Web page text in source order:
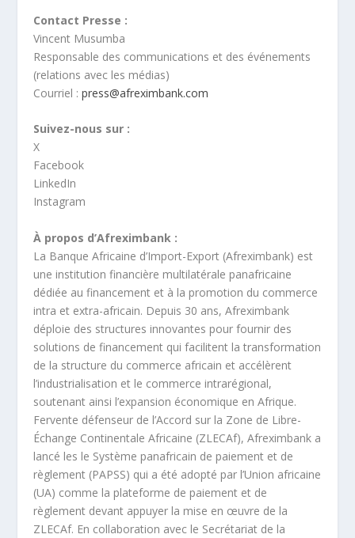
Contact Presse :
Vincent Musumba
Responsable des communications et des événements
(relations avec les médias)
Courriel :press@afreximbank.com
Suivez-nous sur :
X
Facebook
LinkedIn
Instagram
À propos d’Afreximbank :
La Banque Africaine d’Import-Export (Afreximbank) est
une institution financière multilatérale panafricaine
dédiée au financement et à la promotion du commerce
intra et extra-africain. Depuis 30 ans, Afreximbank
déploie des structures innovantes pour fournir des
solutions de financement qui facilitent la transformation
de la structure du commerce africain et accélèrent
l’industrialisation et le commerce intrarégional,
soutenant ainsi l’expansion économique en Afrique.
Fervente défenseur de l’Accord sur la Zone de Libre-
Échange Continentale Africaine (ZLECAf), Afreximbank a
lancé les le Système panafricain de paiement et de
règlement (PAPSS) qui a été adopté par l’Union africaine
(UA) comme la plateforme de paiement et de
règlement devant appuyer la mise en œuvre de la
ZLECAf. En collaboration avec le Secrétariat de la